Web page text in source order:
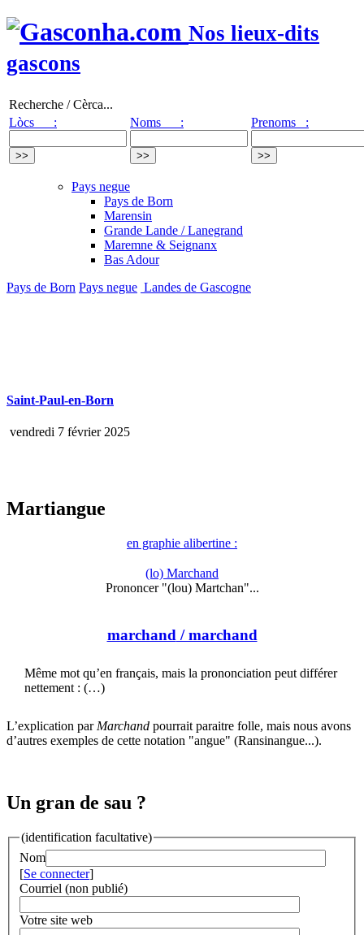
Nos lieux-dits
gascons
Recherche / Cèrca...
Lòcs :
Noms : Prenoms :
Pays negue
Pays de Born
Marensin
Grande Lande / Lanegrand
Maremne & Seignanx
Bas Adour
Pays de Born Pays negue Landes de Gascogne
Saint-Paul-en-Born
vendredi 7 février 2025
Martiangue
en graphie alibertine :
(lo) Marchand
Prononcer "(lou) Martchan"...
marchand / marchand
Même mot qu’en français, mais la prononciation peut différer
nettement : (…)
L’explication par Marchand pourrait paraitre folle, mais nous avons
d’autres exemples de cette notation "angue" (Ransinangue...).
Un gran de sau ?
(identification facultative)
Nom
[Se connecter]
Courriel (non publié)
Votre site web